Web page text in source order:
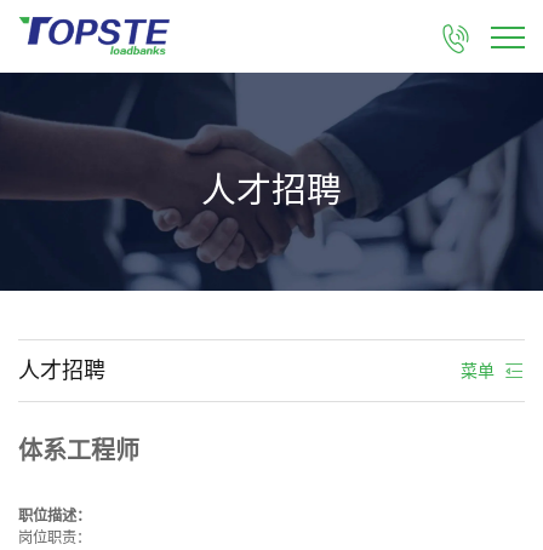

人才招聘
菜单
人才招聘
体系工程师
职位描述：
岗位职责：